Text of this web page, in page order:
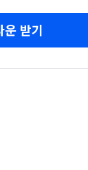
운 받기